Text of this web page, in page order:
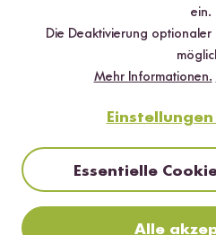
Kann man im Reiskocher
Der Reis hat eine Kruste,
gestellt habe ODER der
ein.
Die Deaktivierung optionaler
Mehr Informationen.
Essentielle
Alle